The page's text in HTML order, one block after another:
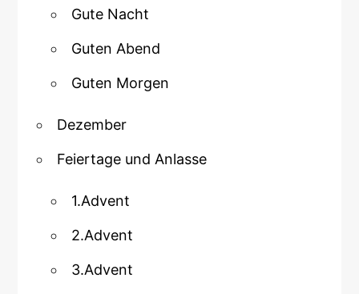
Gute Nacht
Guten Abend
Guten Morgen
Dezember
Feiertage und Anlasse
1.Advent
2.Advent
3.Advent